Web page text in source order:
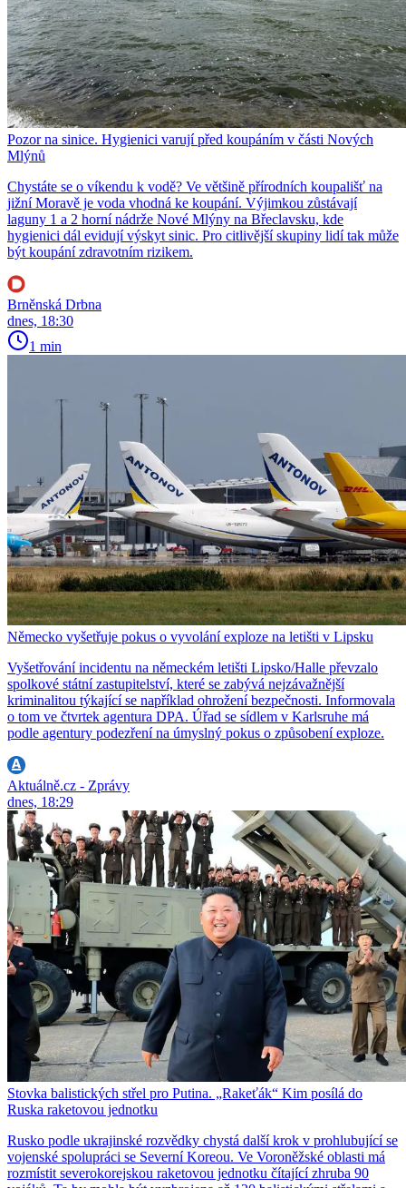
Pozor na sinice. Hygienici varují před koupáním v části Nových
Mlýnů
Chystáte se o víkendu k vodě? Ve většině přírodních koupališť na
jižní Moravě je voda vhodná ke koupání. Výjimkou zůstávají
laguny 1 a 2 horní nádrže Nové Mlýny na Břeclavsku, kde
hygienici dál evidují výskyt sinic. Pro citlivější skupiny lidí tak může
být koupání zdravotním rizikem.
Brněnská Drbna
dnes, 18:30
1 min
Německo vyšetřuje pokus o vyvolání exploze na letišti v Lipsku
Vyšetřování incidentu na německém letišti Lipsko/Halle převzalo
spolkové státní zastupitelství, které se zabývá nejzávažnější
kriminalitou týkající se například ohrožení bezpečnosti. Informovala
o tom ve čtvrtek agentura DPA. Úřad se sídlem v Karlsruhe má
podle agentury podezření na úmyslný pokus o způsobení exploze.
Aktuálně.cz - Zprávy
dnes, 18:29
Stovka balistických střel pro Putina. „Rakeťák“ Kim posílá do
Ruska raketovou jednotku
Rusko podle ukrajinské rozvědky chystá další krok v prohlubující se
vojenské spolupráci se Severní Koreou. Ve Voroněžské oblasti má
rozmístit severokorejskou raketovou jednotku čítající zhruba 90